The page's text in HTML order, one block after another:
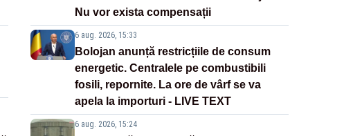
Nu vor exista compensații
6 aug. 2026, 15:33
Bolojan anunță restricțiile de consum
energetic. Centralele pe combustibili
fosili, repornite. La ore de vârf se va
apela la importuri - LIVE TEXT
6 aug. 2026, 15:24